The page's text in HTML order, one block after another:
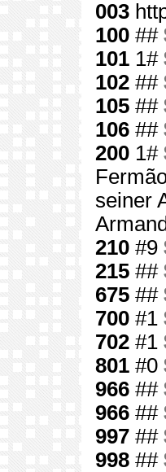
003
100 ##
101 1#
102 ##
105 ##
106 ##
200 1#
seiner
210 #9
215 ##
675 ##
700 #1
702 #1
801 #0
966 ##
966 ##
997 ##
998 ##